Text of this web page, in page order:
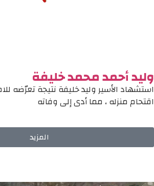
وليد أحمد محمد خليفة
استشهاد الأسير وليد خليفة نتيجة تعرّضه
اقتحام منزله ، مما أدى إلى وفاته
المزيد